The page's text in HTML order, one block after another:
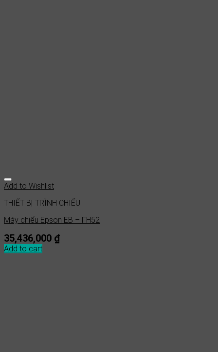
Add to Wishlist
THIẾT BỊ TRÌNH CHIẾU
Máy chiếu Epson EB – FH52
35,436,000 ₫
Add to cart